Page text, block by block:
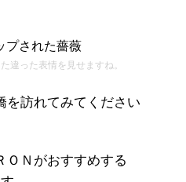
違った表情を見せますね。
を訪れてみてください
ＯＮがおすすめする